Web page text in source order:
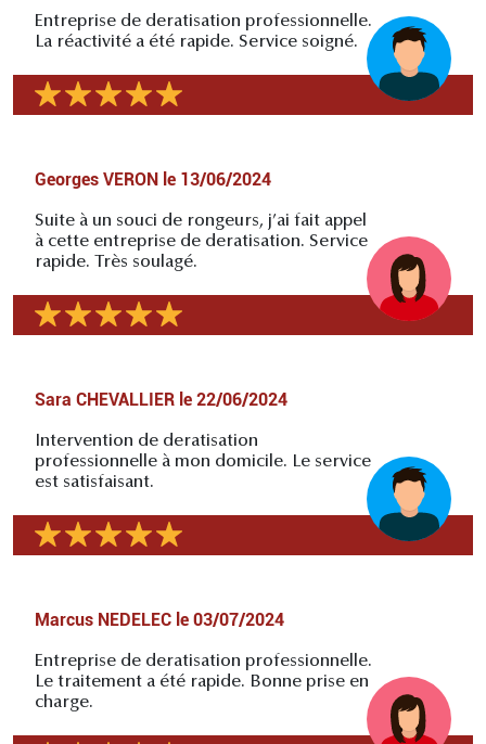
Entreprise de deratisation professionnelle.
La réactivité a été rapide. Service soigné.
Georges VERON le 13/06/2024
Suite à un souci de rongeurs, j’ai fait appel
à cette entreprise de deratisation. Service
rapide. Très soulagé.
Sara CHEVALLIER le 22/06/2024
Intervention de deratisation
professionnelle à mon domicile. Le service
est satisfaisant.
Marcus NEDELEC le 03/07/2024
Entreprise de deratisation professionnelle.
Le traitement a été rapide. Bonne prise en
charge.